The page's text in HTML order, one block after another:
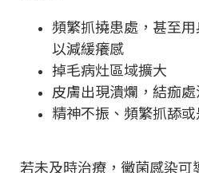
頻繁抓撓患處，甚至
以減緩癢感
掉毛病灶區域擴大
皮膚出現潰爛，結痂
精神不振、頻繁抓舔
若未及時治療，黴菌感染